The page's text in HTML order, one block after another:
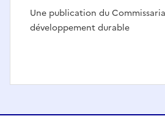
Une publication du
développement durable